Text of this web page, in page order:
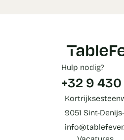
Hulp nodig?
+32 9
9051 Sint-